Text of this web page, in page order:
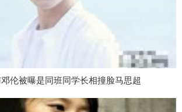
伦被曝是同班同学长相撞脸马思超